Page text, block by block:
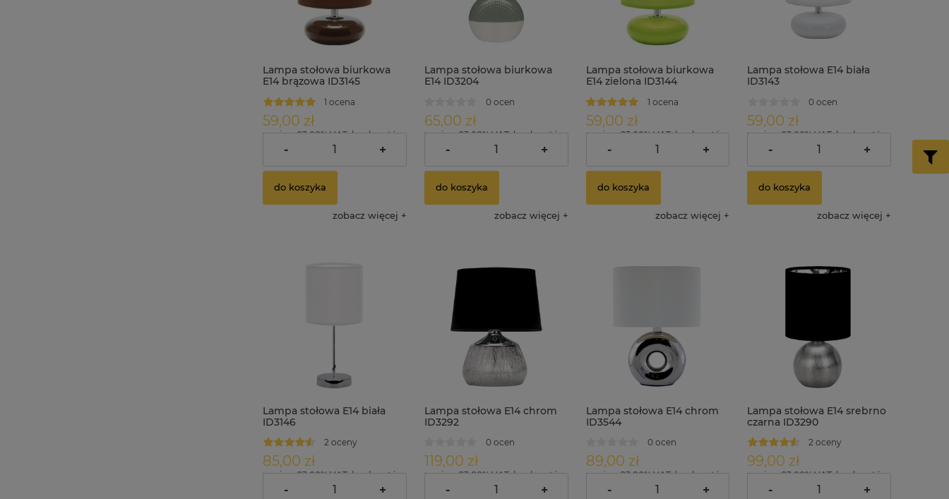
Lampa stołowa biurkowa
E14 brązowa ID3145
1 ocena
59,00 zł
zawiera 23.00% VAT, bez kosztów
- +
do koszyka
zobacz więcej
Lampa stołowa biurkowa
E14 ID3204
0 ocen
65,00 zł
zawiera 23.00% VAT, bez kosztów
- +
do koszyka
zobacz więcej
Lampa stołowa biurkowa
E14 zielona ID3144
1 ocena
59,00 zł
zawiera 23.00% VAT, bez kosztów
- +
do koszyka
zobacz więcej
Lampa stołowa E14 biała
ID3143
0 ocen
59,00 zł
zawiera 23.00% VAT, bez kosztów
- +
do koszyka
zobacz więcej
Lampa stołowa E14 biała
ID3146
2 oceny
85,00 zł
zawiera 23.00% VAT, bez kosztów
dostawy
- +
Lampa stołowa E14 chrom
ID3292
0 ocen
119,00 zł
zawiera 23.00% VAT, bez kosztów
dostawy
- +
Lampa stołowa E14 chrom
ID3544
0 ocen
89,00 zł
zawiera 23.00% VAT, bez kosztów
dostawy
- +
Lampa stołowa E14 srebrno
czarna ID3290
2 oceny
99,00 zł
zawiera 23.00% VAT, bez kosztów
dostawy
- +